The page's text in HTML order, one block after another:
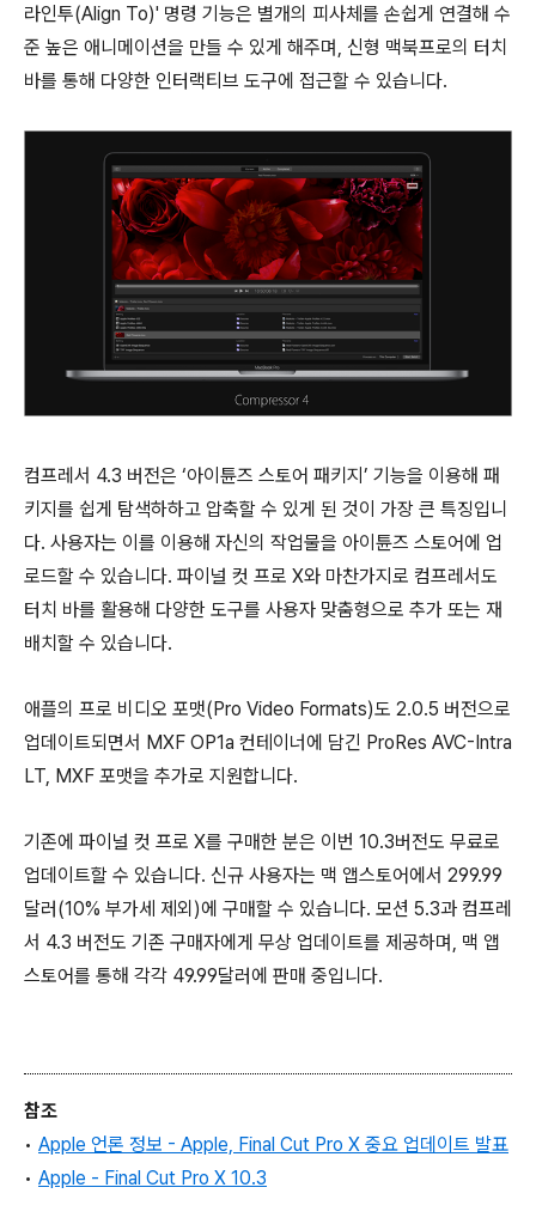
라인투(Align To)' 명령 기능은 별개의 피사체를 손쉽게 연결해 수
준 높은 애니메이션을 만들 수 있게 해주며, 신형 맥북프로의 터치
바를 통해 다양한 인터랙티브 도구에 접근할 수 있습니다.
컴프레서 4.3 버전은 ‘아이튠즈 스토어 패키지’ 기능을 이용해 패
키지를 쉽게 탐색하하고 압축할 수 있게 된 것이 가장 큰 특징입니
다. 사용자는 이를 이용해 자신의 작업물을 아이튠즈 스토어에 업
로드할 수 있습니다. 파이널 컷 프로 X와 마찬가지로 컴프레서도
터치 바를 활용해 다양한 도구를 사용자 맞춤형으로 추가 또는 재
배치할 수 있습니다.
애플의 프로 비디오 포맷(Pro Video Formats)도 2.0.5 버전으로
업데이트되면서 MXF OP1a 컨테이너에 담긴 ProRes AVC-Intra
LT, MXF 포맷을 추가로 지원합니다.
기존에 파이널 컷 프로 X를 구매한 분은 이번 10.3버전도 무료로
업데이트할 수 있습니다. 신규 사용자는 맥 앱스토어에서 299.99
달러(10% 부가세 제외)에 구매할 수 있습니다. 모션 5.3과 컴프레
서 4.3 버전도 기존 구매자에게 무상 업데이트를 제공하며, 맥 앱
스토어를 통해 각각 49.99달러에 판매 중입니다.
참조
• Apple 언론 정보 - Apple, Final Cut Pro X 중요 업데이트 발표
• Apple - Final Cut Pro X 10.3